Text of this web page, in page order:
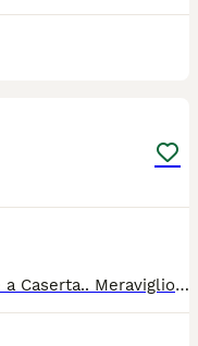
Sirius e Gemma si trovano in canile a Caserta.. Meravigliosi cuccioli di 2/3 mesi.. Il caldo non salva nessuno e la loro sorella è morta dal caldo... La volontaria sta facendo di tutto per dare un futuro migliore a loro, ma nessuno li vuole adottare.. Si affida sicuramente a chi è consapevole a cosa comporta la gestione di questo incrocio.... Sono dolcissimi.. Meglio la convivenza con altri cani di sesso opposto.. Finché sono piccoli possono abituarsi alla presenza dei gatti.. Per la femmina Gemma soprattutto obbligo sterilizzazione.. Adottabile in tutta la Campania e centro nord Italia dopo il pre affido con la staffetta.. Sarete accompagnati se vorrete per un'adozione consapevole per la gestione, sicurezza e benessere del proprio cane...